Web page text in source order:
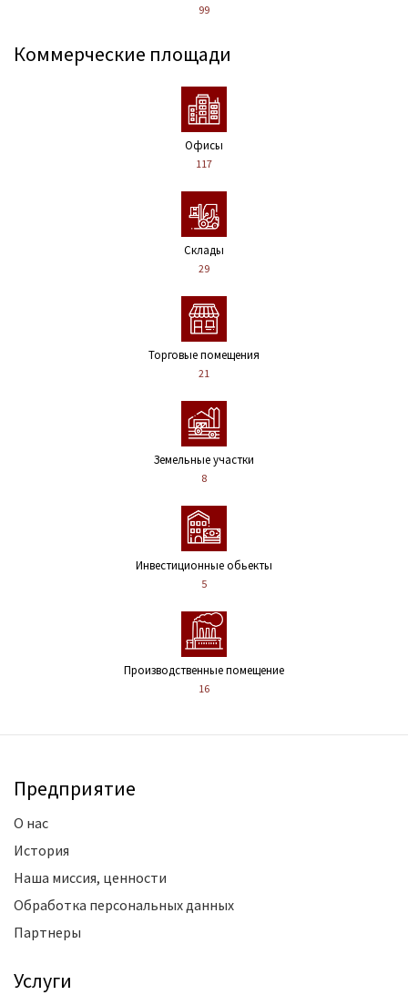
99
Коммерческие площади
Офисы
117
Склады
29
Торговые помещения
21
Земельные участки
8
Инвестиционные обьекты
5
Производственные помещение
16
Предприятие
О нас
История
Наша миссия, ценности
Обработка персональных данных
Партнеры
Услуги